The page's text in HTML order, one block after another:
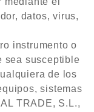
datos, virus,
instrumento o
sea susceptible
de los
sistemas
TRADE, S.L.,